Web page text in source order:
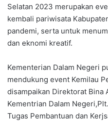
Selatan 2023 merupakan
kembali pariwisata
pandemi, serta untuk
dan eknomi kreatif.
Kementerian Dalam Negeri
mendukung event Kemilau
disampaikan Direktorat Bina
Kementrian Dalam
Tugas Pembantuan dan